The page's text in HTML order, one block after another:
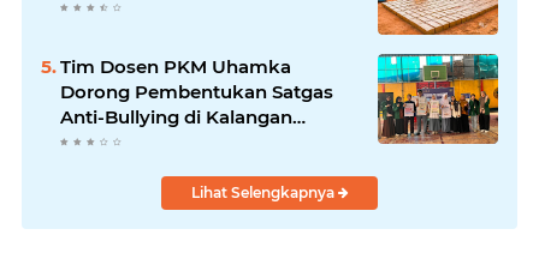
Tim Dosen PKM Uhamka
Dorong Pembentukan Satgas
Anti-Bullying di Kalangan
Remaja
Lihat Selengkapnya